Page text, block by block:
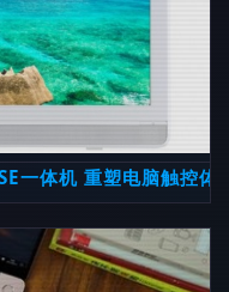
一体机 重塑电脑触控体